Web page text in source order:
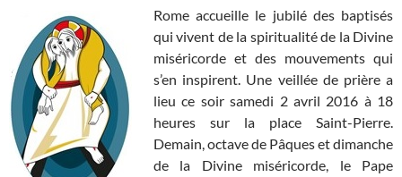
Rome accueille le jubilé des baptisés
qui vivent de la spiritualité de la Divine
miséricorde et des mouvements qui
s’en inspirent. Une veillée de prière a
lieu ce soir samedi 2 avril 2016 à 18
heures sur la place Saint-Pierre.
Demain, octave de Pâques et dimanche
de la Divine miséricorde, le Pape